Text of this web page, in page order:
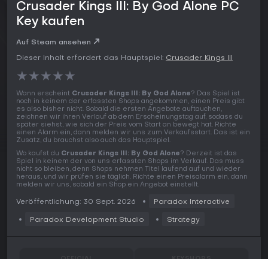
Crusader Kings III: By God Alone PC
Key kaufen
Auf Steam ansehen
Dieser Inhalt erfordert das Hauptspiel: Crusader Kings III
★★★★★
Wann erscheint Crusader Kings III: By God Alone? Das Spiel ist
noch in keinem der erfassten Shops angekommen, einen Preis gibt
es also bisher nicht. Sobald die ersten Angebote auftauchen,
zeichnen wir ihren Verlauf ab dem Erscheinungstag auf, sodass du
später siehst, wie sich der Preis vom Start an bewegt hat. Richte
einen Alarm ein, dann melden wir uns zum Verkaufsstart. Das ist ein
Zusatz, du brauchst also auch das Hauptspiel.
Wo kaufst du Crusader Kings III: By God Alone? Derzeit ist das
Spiel in keinem der von uns erfassten Shops im Verkauf. Das muss
nicht so bleiben, denn Shops nehmen Titel laufend auf und wieder
heraus, und wir prüfen sie täglich. Richte einen Preisalarm ein, dann
melden wir uns, sobald ein Shop ein Angebot einstellt.
Veröffentlichung: 30 Sept. 2026 Paradox Interactive
Paradox Development Studio Strategy